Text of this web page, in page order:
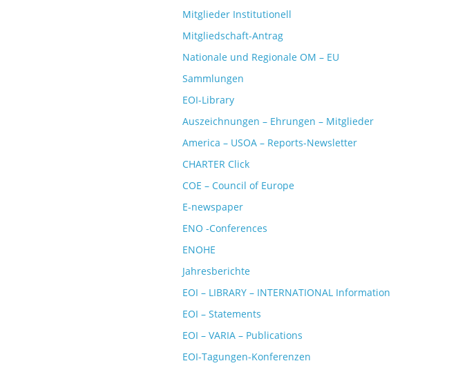
Mitglieder Institutionell
Mitgliedschaft-Antrag
Nationale und Regionale OM – EU
Sammlungen
EOI-Library
Auszeichnungen – Ehrungen – Mitglieder
America – USOA – Reports-Newsletter
CHARTER Click
COE – Council of Europe
E-newspaper
ENO -Conferences
ENOHE
Jahresberichte
EOI – LIBRARY – INTERNATIONAL Information
EOI – Statements
EOI – VARIA – Publications
EOI-Tagungen-Konferenzen